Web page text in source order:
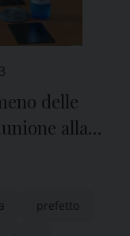
delle
alla
prefetto